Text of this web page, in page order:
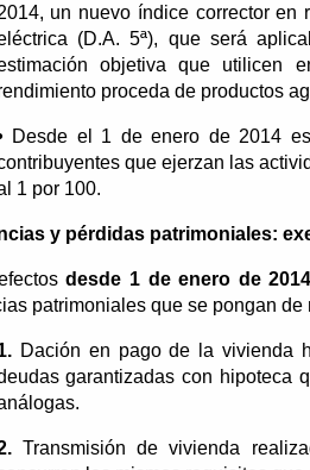
un nuevo índice corrector
(D.A. 5ª), que será
objetiva que utilicen
proceda de productos
Desde el 1 de enero de 2014
que ejerzan las
1 por 100.
y pérdidas patrimoniales:
desde 1 de enero de
patrimoniales que se pongan
Dación en pago de la vivienda
garantizadas con hipoteca
Transmisión de vivienda